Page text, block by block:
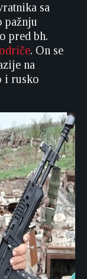
sa
pažnju
pred bh.
. On se
na
i rusko